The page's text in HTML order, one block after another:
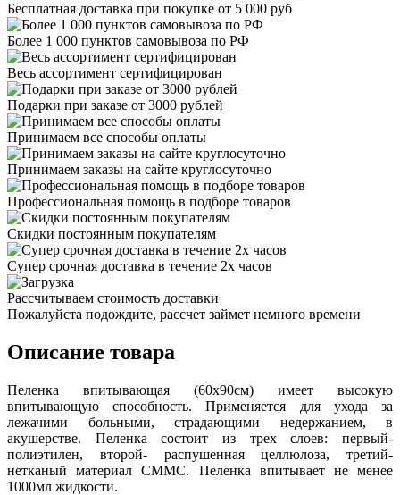
Бесплатная доставка при покупке от 5 000 руб
Более 1 000 пунктов самовывоза по РФ
Весь ассортимент сертифицирован
Подарки при заказе от 3000 рублей
Принимаем все способы оплаты
Принимаем заказы на сайте круглосуточно
Профессиональная помощь в подборе товаров
Скидки постоянным покупателям
Супер срочная доставка в течение 2х часов
Рассчитываем стоимость доставки
Пожалуйста подождите, рассчет займет немного времени
Описание товара
Пеленка впитывающая (60х90см) имеет высокую
впитывающую способность. Применяется для ухода за
лежачими больными, страдающими недержанием, в
акушерстве. Пеленка состоит из трех слоев: первый-
полиэтилен, второй- распушенная целлюлоза, третий-
нетканый материал СММС. Пеленка впитывает не менее
1000мл жидкости.